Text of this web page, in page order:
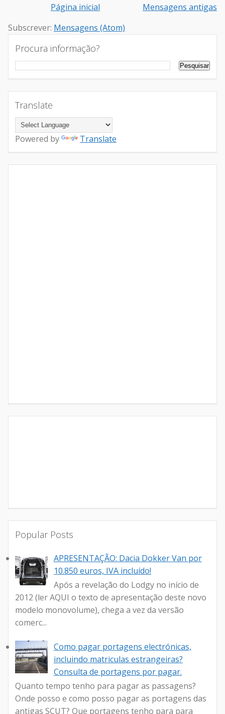
Mensagens antigas
Página inicial
Subscrever: Mensagens (Atom)
Procura informação?
Translate
Powered by Translate
Popular Posts
APRESENTAÇÃO: Dacia Dokker Van por
10.850 euros, IVA incluído!
Após a revelação do Lodgy no início de
2012 (ler AQUI o texto de apresentação deste novo
modelo monovolume), chega a vez da versão
comerc...
Como pagar portagens electrónicas,
incluindo matriculas estrangeiras?
Consulta de portagens por pagar.
Quanto tempo tenho para pagar as passagens?
Onde posso e como posso pagar as portagens das
antigas SCUT? Que portagens tenho para para